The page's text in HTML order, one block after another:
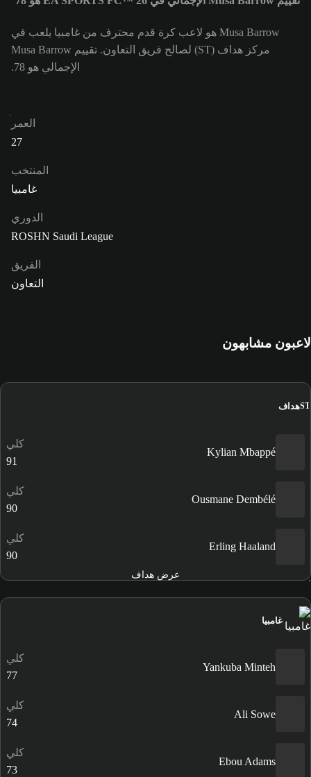
Musa Barrow هو لاعب كرة قدم محترف من غامبيا يلعب في
مركز هداف (ST) لصالح فريق التعاون. تقييم Musa Barrow
الإجمالي هو 78.
العمر
27
المنتخب
غامبيا
الدوري
ROSHN Saudi League
الفريق
التعاون
لاعبون مشابهون
STهداف
Kylian Mbappé
كلي
91
Ousmane Dembélé
كلي
90
Erling Haaland
كلي
90
عرض هداف
غامبيا
Yankuba Minteh
كلي
77
Ali Sowe
كلي
74
Ebou Adams
كلي
73